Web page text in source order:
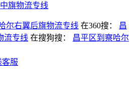
旗物流专线
尔右翼后旗物流专线 在360搜：
昌
流专线 在搜狗搜：
昌平区到察哈尔